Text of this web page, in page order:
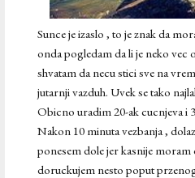
Sunce je izaslo , to je znak da
onda pogledam da li je neko
shvatam da necu stici sve na
jutarnji vazduh. Uvek se tako
Obicno uradim 20-ak cucnjeva i
Nakon 10 minuta vezbanja ,
ponesem dole jer kasnije
doruckujem nesto poput